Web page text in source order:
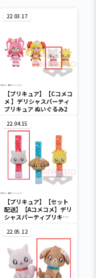
22.03.17
【プリキュア】【Cコメコ
メ 】デリシャスパーティ
プリキュア ぬいぐるみ2
22.04.15
【プリキュア】【セット
配送】【Aコメコメ】デリ
シャスパーティプリキュ
ド
22.05.12